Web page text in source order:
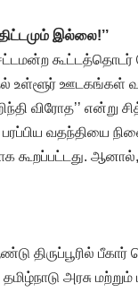
இல்லை!’’
கூட்டத்தொடர்
உள்ளூர் ஊடகங்கள்
விரோத’’ என்று
பரப்பிய வதந்தியை
கூறப்பட்டது.
திருப்பூரில்
அரசு